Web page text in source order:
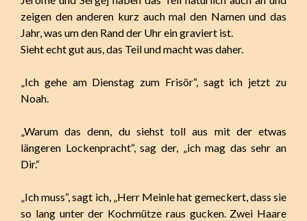
zeigen den anderen kurz auch mal den Namen und das
Jahr, was um den Rand der Uhr ein graviert ist.
Sieht echt gut aus, das Teil und macht was daher.
„Ich gehe am Dienstag zum Frisör“, sagt ich jetzt zu
Noah.
„Warum das denn, du siehst toll aus mit der etwas
längeren Lockenpracht“, sag der, „ich mag das sehr an
Dir.“
„Ich muss“, sagt ich, „Herr Meinle hat gemeckert, dass sie
so lang unter der Kochmütze raus gucken. Zwei Haare